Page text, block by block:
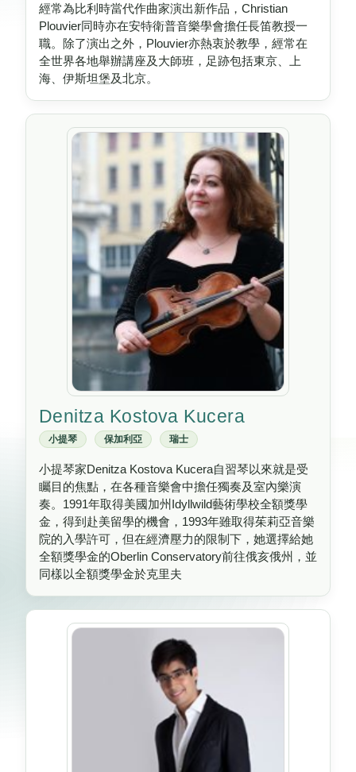
經常為比利時當代作曲家演出新作品，Christian
Plouvier同時亦在安特衛普音樂學會擔任長笛教授一
職。除了演出之外，Plouvier亦熱衷於教學，經常在
全世界各地舉辦講座及大師班，足跡包括東京、上
海、伊斯坦堡及北京。
Denitza Kostova Kucera
小提琴 保加利亞 瑞士
小提琴家Denitza Kostova Kucera自習琴以來就是受
矚目的焦點，在各種音樂會中擔任獨奏及室內樂演
奏。1991年取得美國加州Idyllwild藝術學校全額獎學
金，得到赴美留學的機會，1993年雖取得茱莉亞音樂
院的入學許可，但在經濟壓力的限制下，她選擇給她
全額獎學金的Oberlin Conservatory前往俄亥俄州，並
同樣以全額獎學金於克里夫